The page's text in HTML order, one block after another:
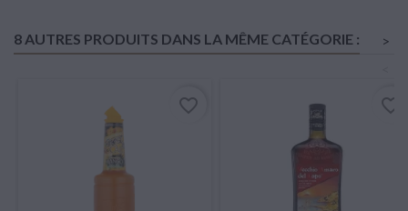
8 AUTRES PRODUITS DANS LA MÊME CATÉGORIE :
>
favorite_border favorite_border